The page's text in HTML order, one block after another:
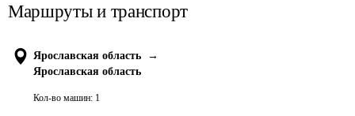
Маршруты и транспорт
Ярославская область
→
Ярославская область
Кол-во машин: 1